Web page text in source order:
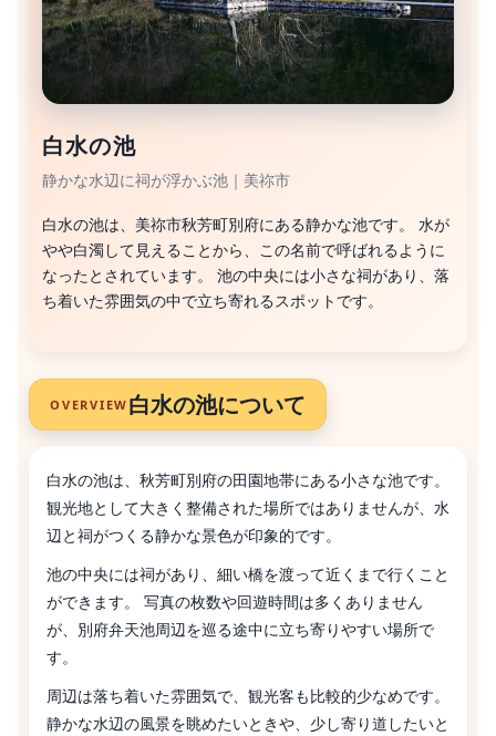
白水の池
静かな水辺に祠が浮かぶ池｜美祢市
白水の池は、美祢市秋芳町別府にある静かな池です。 水が
やや白濁して見えることから、この名前で呼ばれるように
なったとされています。 池の中央には小さな祠があり、落
ち着いた雰囲気の中で立ち寄れるスポットです。
OVERVIEW 白水の池について
白水の池は、秋芳町別府の田園地帯にある小さな池です。
観光地として大きく整備された場所ではありませんが、水
辺と祠がつくる静かな景色が印象的です。
池の中央には祠があり、細い橋を渡って近くまで行くこと
ができます。 写真の枚数や回遊時間は多くありません
が、別府弁天池周辺を巡る途中に立ち寄りやすい場所で
す。
周辺は落ち着いた雰囲気で、観光客も比較的少なめです。
静かな水辺の風景を眺めたいときや、少し寄り道したいと